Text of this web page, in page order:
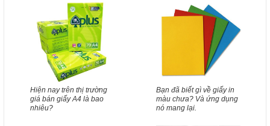
Hiện nay trên thị trường
giá bán giấy A4 là bao
nhiêu?
Bạn đã biết gì về giấy in
màu chưa? Và ứng dụng
nó mang lại.